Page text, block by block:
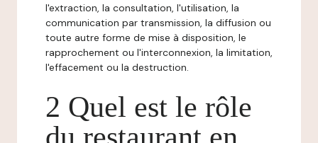
l'extraction, la consultation, l'utilisation, la
communication par transmission, la diffusion ou
toute autre forme de mise à disposition, le
rapprochement ou l'interconnexion, la limitation,
l'effacement ou la destruction.
2 Quel est le rôle